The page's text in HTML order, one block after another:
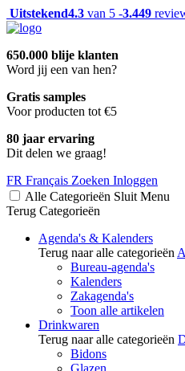
Uitstekend4.3 van 5 -3.449
650.000 blije klanten
Word jij een van hen?
Gratis samples
Voor producten tot €5
80 jaar ervaring
Dit delen we graag!
FR Français Zoeken Inloggen
Alle Categorieën Sluit Menu
Terug Categorieën
Agenda's & Kalenders
Terug naar alle categorieën
Bureau-agenda's
Kalenders
Zakagenda's
Toon alle artikelen
Drinkwaren
Terug naar alle categorieën
Bidons
Glazen